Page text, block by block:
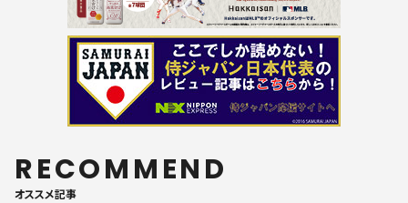
RECOMMEND
オススメ記事